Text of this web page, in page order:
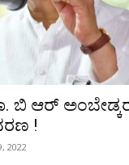
ಬಿ ಆರ್
!
2022